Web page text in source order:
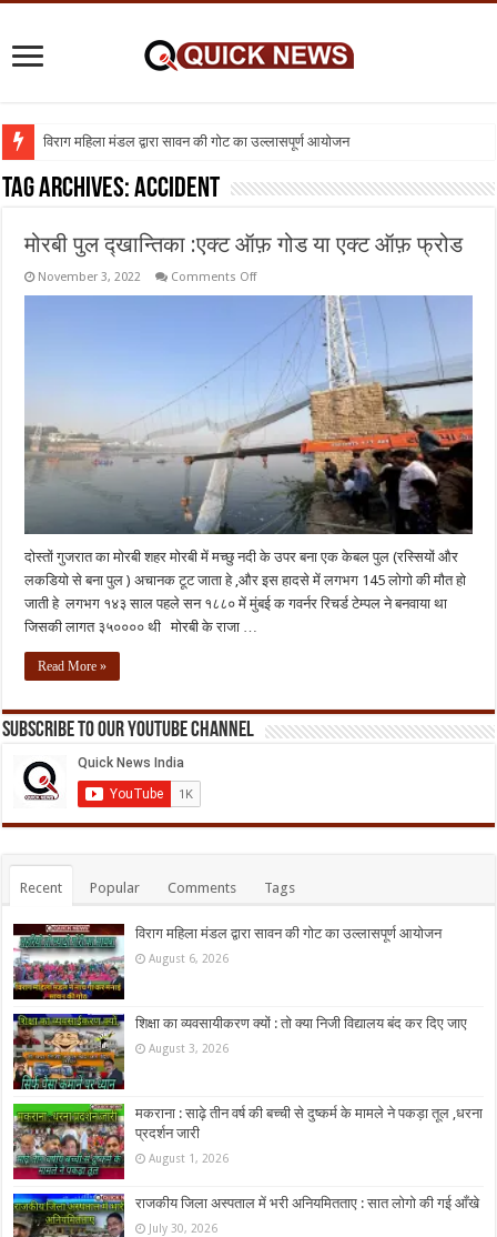
विराग महिला मंडल द्वारा सावन की गोट का उल्लासपूर्ण आयोजन
Tag Archives:accident
मोरबी पुल द्खान्तिका :एक्ट ऑफ़ गोड या एक्ट ऑफ़ फ्रोड
November 3, 2022 Comments Offon
ऑफ़
ऑफ़
फ्रोड
दोस्तों गुजरात का मोरबी शहर मोरबी में मच्छु नदी के उपर बना एक केबल पुल (रस्सियों और
लकडियो से बना पुल ) अचानक टूट जाता हे ,और इस हादसे में लगभग 145 लोगो की मौत हो
जाती हे लगभग १४३ साल पहले सन १८८० में मुंबई क गवर्नर रिचर्ड टेम्पल ने बनवाया था
जिसकी लागत ३५०००० थी मोरबी के राजा …
Read More »
Subscribe to our Youtube Channel
Recent Popular Comments Tags
विराग महिला मंडल द्वारा सावन की गोट का उल्लासपूर्ण आयोजन
August 6, 2026
शिक्षा का व्यवसायीकरण क्यों : तो क्या निजी विद्यालय बंद कर दिए जाए
August 3, 2026
मकराना : साढ़े तीन वर्ष की बच्ची से दुष्कर्म के मामले ने पकड़ा तूल ,धरना
प्रदर्शन जारी
August 1, 2026
राजकीय जिला अस्पताल में भरी अनियमितताए : सात लोगो की गई आँखे
July 30, 2026